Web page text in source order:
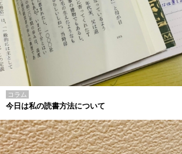
コラム
今日は私の読書方法について